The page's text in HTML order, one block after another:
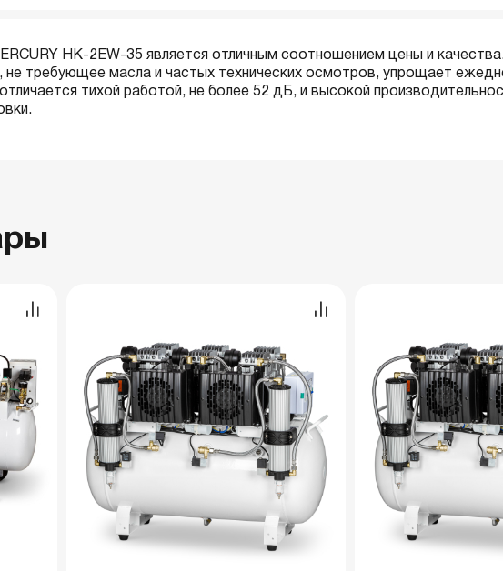
HK-2EW-35 является отличным соотношением цены и
не требующее масла и частых технических осмотров, упрощает
тихой работой, не более 52 дБ, и высокой